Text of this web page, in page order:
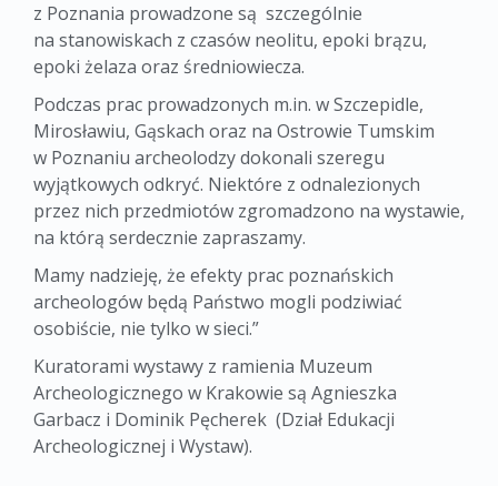
z Poznania prowadzone są szczególnie
na stanowiskach z czasów neolitu, epoki brązu,
epoki żelaza oraz średniowiecza.
Podczas prac prowadzonych m.in. w Szczepidle,
Mirosławiu, Gąskach oraz na Ostrowie Tumskim
w Poznaniu archeolodzy dokonali szeregu
wyjątkowych odkryć. Niektóre z odnalezionych
przez nich przedmiotów zgromadzono na wystawie,
na którą serdecznie zapraszamy.
Mamy nadzieję, że efekty prac poznańskich
archeologów będą Państwo mogli podziwiać
osobiście, nie tylko w sieci.”
Kuratorami wystawy z ramienia Muzeum
Archeologicznego w Krakowie są Agnieszka
Garbacz i Dominik Pęcherek (Dział Edukacji
Archeologicznej i Wystaw).